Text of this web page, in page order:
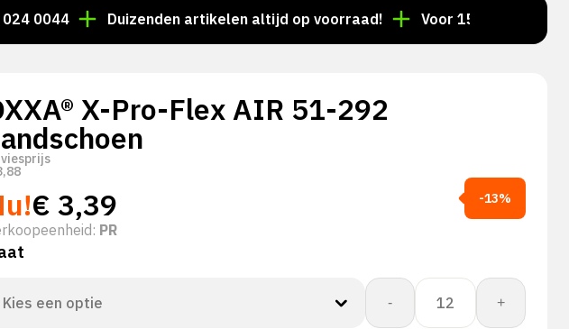
Duizenden artikelen altijd op voorraad! Voor 15:00 besteld =
X-Pro-Flex AIR 51-292
€ 3,39 -13%
PR
-
OXXA®
+